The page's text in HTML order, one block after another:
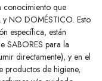
conocimiento que
y NO DOMÉSTICO. Esto
específica, están
SABORES para la
directamente), y en el
productos de higiene,